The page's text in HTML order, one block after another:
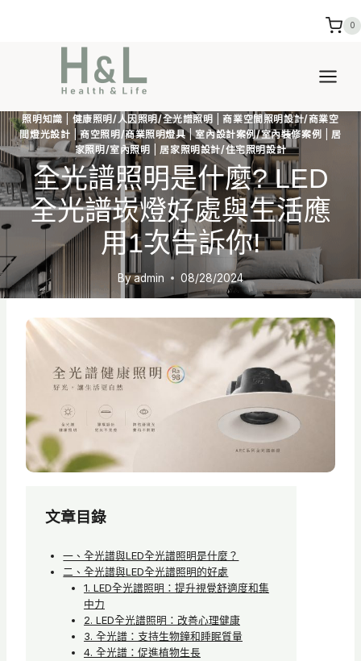
0
照明知識 健康照明/人因照明/全光譜照明 |商業空間照明設計/商業空
間燈光設計 |商空照明/商業照明燈具|室內設計案例/室內裝修案例 |居
家照明/室內照明
|居家照明設計/住宅照明設計
全光譜照明是什麼? LED
全光譜崁燈好處與生活應
用1次告訴你!
Byadmin 08/28/2024
文章目錄
一、全光譜與LED全光譜照明是什麼？
二、全光譜與LED全光譜照明的好處
1. LED全光譜照明：提升視覺舒適度和集
中力
2. LED全光譜照明：改善心理健康
3. 全光譜：支持生物鐘和睡眠質量
4. 全光譜：促進植物生長